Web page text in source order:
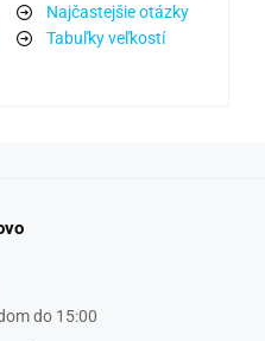
Najčastejšie otázky
Tabuľky veľkostí
do 15:00